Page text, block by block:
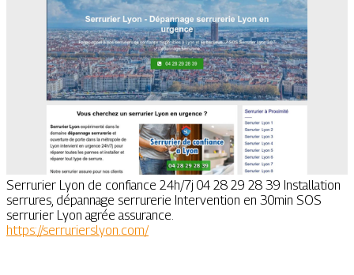
Serrurier Lyon de confiance 24h/7j 04 28 29 28 39 Installation
serrures, dépannage serrurerie Intervention en 30min SOS
serrurier Lyon agrée assurance.
https://serrurierslyon.com/